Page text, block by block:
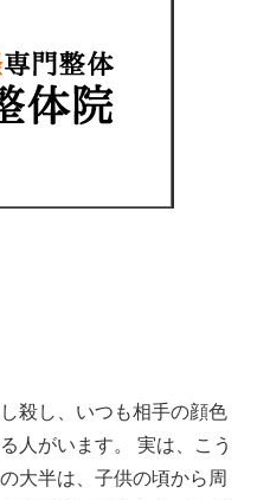
殺し、いつも相手の顔色
人がいます。 実は、こう
大半は、子供の頃から周